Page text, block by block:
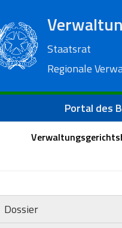
Staatsrat
Regionale
Portal des
Dossier